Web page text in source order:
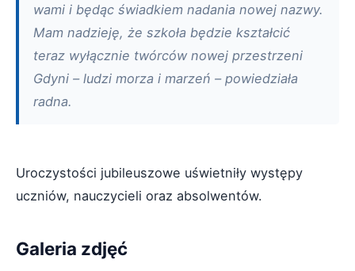
wami i będąc świadkiem nadania nowej nazwy.
Mam nadzieję, że szkoła będzie kształcić
teraz wyłącznie twórców nowej przestrzeni
Gdyni – ludzi morza i marzeń – powiedziała
radna.
Uroczystości jubileuszowe uświetniły występy
uczniów, nauczycieli oraz absolwentów.
Galeria zdjęć